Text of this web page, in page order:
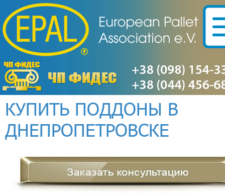
КУПИТЬ ПОДДОНЫ В
ДНЕПРОПЕТРОВСКЕ